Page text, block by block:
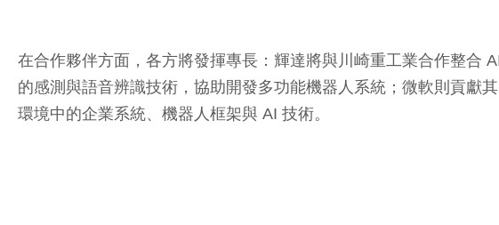
在合作夥伴方面，各方將發揮專長：輝達將與川崎重工業合作整合
的感測與語音辨識技術，協助開發多功能機器人系統；微軟則貢獻
環境中的企業系統、機器人框架與 AI 技術。